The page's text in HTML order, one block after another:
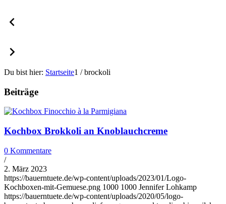
Du bist hier: Startseite1 / brockoli
Beiträge
Kochbox Brokkoli an Knoblauchcreme
0 Kommentare
/
2. März 2023
https://bauerntuete.de/wp-content/uploads/2023/01/Logo-
Kochboxen-mit-Gemuese.png 1000 1000 Jennifer Lohkamp
https://bauerntuete.de/wp-content/uploads/2020/05/logo-